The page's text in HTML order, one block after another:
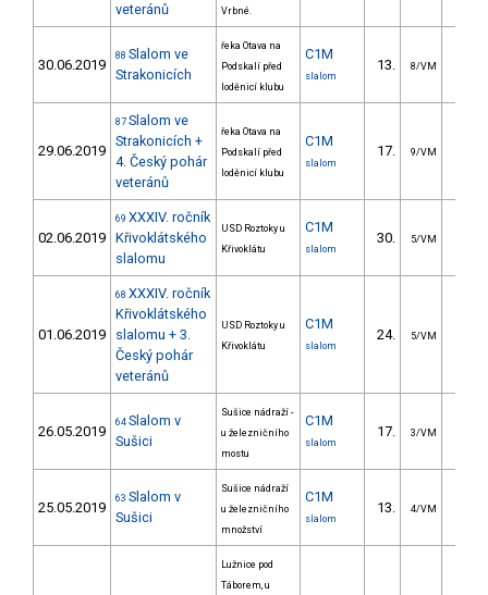
veteránů
Vrbné.
30.06.2019
88 Slalom ve
Strakonicích
řeka Otava na
Podskalí před
loděnicí klubu
C1M
slalom
13. 8/VM
29.06.2019
87 Slalom ve
Strakonicích +
4. Český pohár
veteránů
řeka Otava na
Podskalí před
loděnicí klubu
C1M
slalom
17. 9/VM
02.06.2019
69 XXXIV. ročník
Křivoklátského
slalomu
USD Roztoky u
Křivoklátu
C1M
slalom
30. 5/VM
01.06.2019
68 XXXIV. ročník
Křivoklátského
slalomu + 3.
Český pohár
veteránů
USD Roztoky u
Křivoklátu
C1M
slalom
24. 5/VM
26.05.2019
64 Slalom v
Sušici
Sušice nádraží -
u železničního
mostu
C1M
slalom
17. 3/VM
25.05.2019
63 Slalom v
Sušici
Sušice nádraží
u železničního
množství
C1M
slalom
13. 4/VM
Lužnice pod
Táborem, u